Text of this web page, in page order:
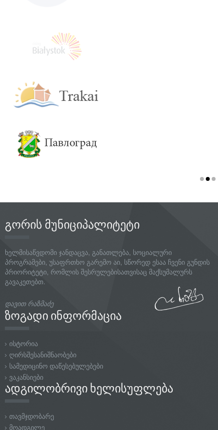
პრიორიტეტი, რომლის შესრულებისათვისაც მაქსუმალურს
გავაკეთებთ.
დავით რაზმაძე
ზოგადი ინფორმაცია
ისტორია
ღირსშესანიშნაობები
სამედიცინო დაწესებულებები
ვაკანსიები
თავმჯდობარე
მოადგილე
სტრუქტურა
სამსახურები